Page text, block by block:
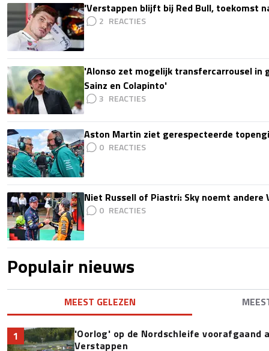
'Verstappen blijft bij Red Bull, toekomst
2
'Alonso zet mogelijk transfercarrousel in
Sainz en Colapinto'
3
Aston Martin ziet gerespecteerde
0
Niet Russell of Piastri: Sky noemt
0
Populair nieuws
MEEST GELEZEN
1
'Oorlog' op de Nordschleife voorafgaand
Verstappen